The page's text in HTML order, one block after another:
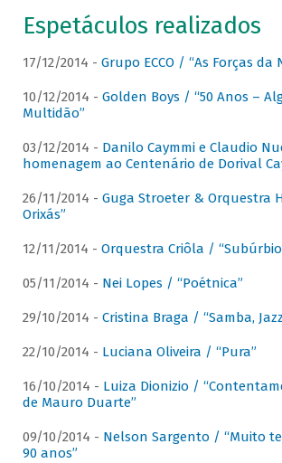
Espetáculos realizados
17/12/2014 - Grupo ECCO / “As Forças da
10/12/2014 - Golden Boys / “50 Anos –
Multidão”
03/12/2014 - Danilo Caymmi e Claudio
homenagem ao Centenário de Dorival
26/11/2014 - Guga Stroeter & Orquestra
Orixás”
12/11/2014 - Orquestra Criôla / “Subúrbio
05/11/2014 - Nei Lopes / “Poétnica”
29/10/2014 - Cristina Braga / “Samba,
22/10/2014 - Luciana Oliveira / “Pura”
16/10/2014 - Luiza Dionizio /
de Mauro Duarte”
09/10/2014 - Nelson Sargento / “Muito
90 anos”